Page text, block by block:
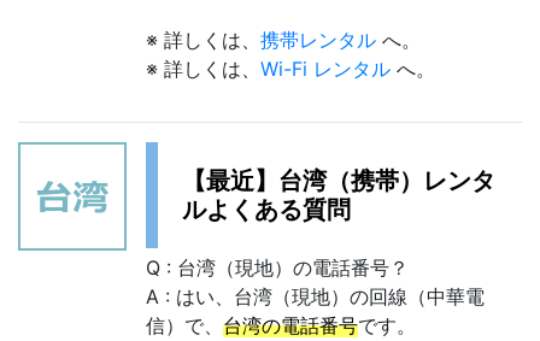
※ 詳しくは、 携帯レンタル へ。
※ 詳しくは、 Wi-Fi レンタル へ。
【最近】台湾（携帯）レンタ
ルよくある質問
Q : 台湾（現地）の電話番号？
A : はい、台湾（現地）の回線（中華電
信）で、 台湾の電話番号です。